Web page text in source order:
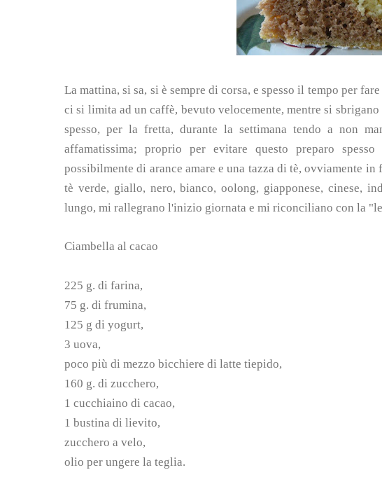
La mattina, si sa, si è sempre di corsa, e spesso il tempo per
ci si limita ad un caffè, bevuto velocemente, mentre si
spesso, per la fretta, durante la settimana tendo a non
affamatissima; proprio per evitare questo preparo
possibilmente di arance amare e una tazza di tè, ovviamente
tè verde, giallo, nero, bianco, oolong, giapponese, cinese,
lungo, mi rallegrano l'inizio giornata e mi riconciliano con la
Ciambella al cacao
225 g. di farina,
75 g. di frumina,
125 g di yogurt,
3 uova,
poco più di mezzo bicchiere di latte tiepido,
160 g. di zucchero,
1 cucchiaino di cacao,
1 bustina di lievito,
zucchero a velo,
olio per ungere la teglia.